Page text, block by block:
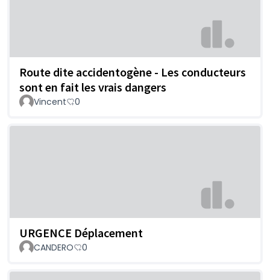
Route dite accidentogène - Les conducteurs
sont en fait les vrais dangers
Vincent 0
URGENCE Déplacement
CANDERO 0